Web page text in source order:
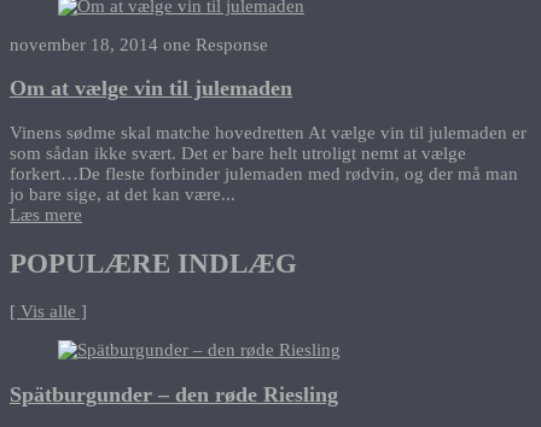
november 18, 2014 one Response
Om at vælge vin til julemaden
Vinens sødme skal matche hovedretten At vælge vin til julemaden er
som sådan ikke svært. Det er bare helt utroligt nemt at vælge
forkert…De fleste forbinder julemaden med rødvin, og der må man
jo bare sige, at det kan være...
Læs mere
POPULÆRE INDLÆG
[ Vis alle ]
Spätburgunder – den røde Riesling